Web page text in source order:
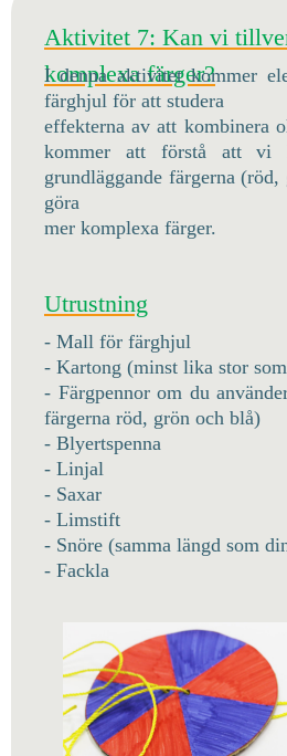
Aktivitet 7: Kan vi
komplexa färger?
I denna aktivitet kommer
färghjul för att studera
effekterna av att kombinera
kommer att förstå att vi
grundläggande färgerna
göra
mer komplexa färger.
Utrustning
- Mall för färghjul
- Kartong (minst lika stor
- Färgpennor om du
färgerna röd, grön och blå)
- Blyertspenna
- Linjal
- Saxar
- Limstift
- Snöre (samma längd som
- Fackla